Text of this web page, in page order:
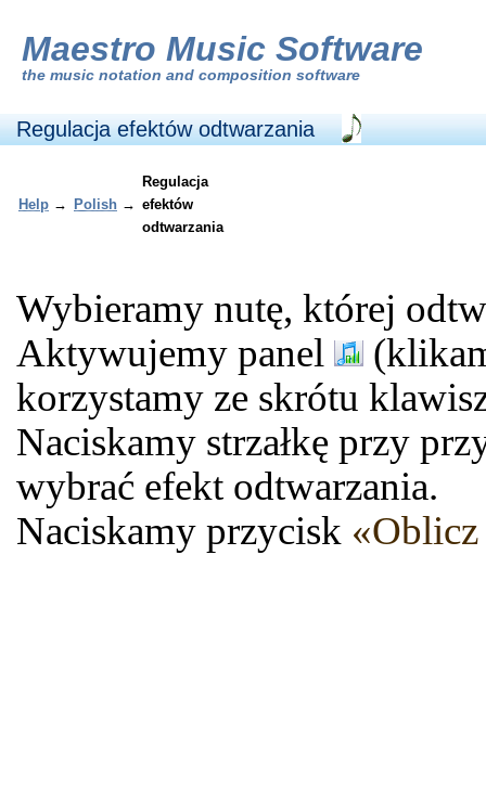
Maestro Music Software
the music notation and composition software
Regulacja efektów odtwarzania
Help → Polish →
Regulacja
efektów
odtwarzania
Wybieramy nutę, której
Aktywujemy panel
korzystamy ze skrótu
Naciskamy strzałkę przy
wybrać efekt odtwarzania.
Naciskamy przycisk